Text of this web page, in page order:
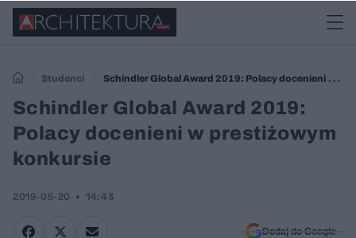
Studenci
Schindler Global Award 2019: Polacy docenieni w
prestiżowym konkursie
Schindler Global Award 2019:
Polacy docenieni w prestiżowym
konkursie
2019-05-20 14:43
Dodaj do Google